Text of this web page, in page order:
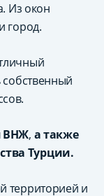
Из окон
город.
собственный
ВНЖ, а также
Турции.
территорией и